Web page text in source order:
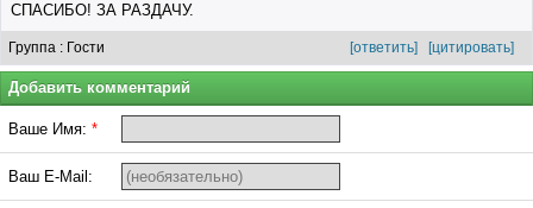
СПАСИБО! ЗА РАЗДАЧУ.
Группа : Гости [ответить] [цитировать]
Добавить комментарий
Ваше Имя: *
Ваш E-Mail: